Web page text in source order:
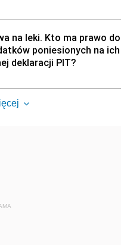
na leki. Kto ma prawo do
poniesionych na ich
deklaracji PIT?